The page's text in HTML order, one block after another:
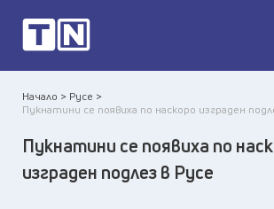
Начало > Русе >
Пукнатини се появиха по наскоро изграден
Пукнатини се появиха по
изграден подлез в Русе